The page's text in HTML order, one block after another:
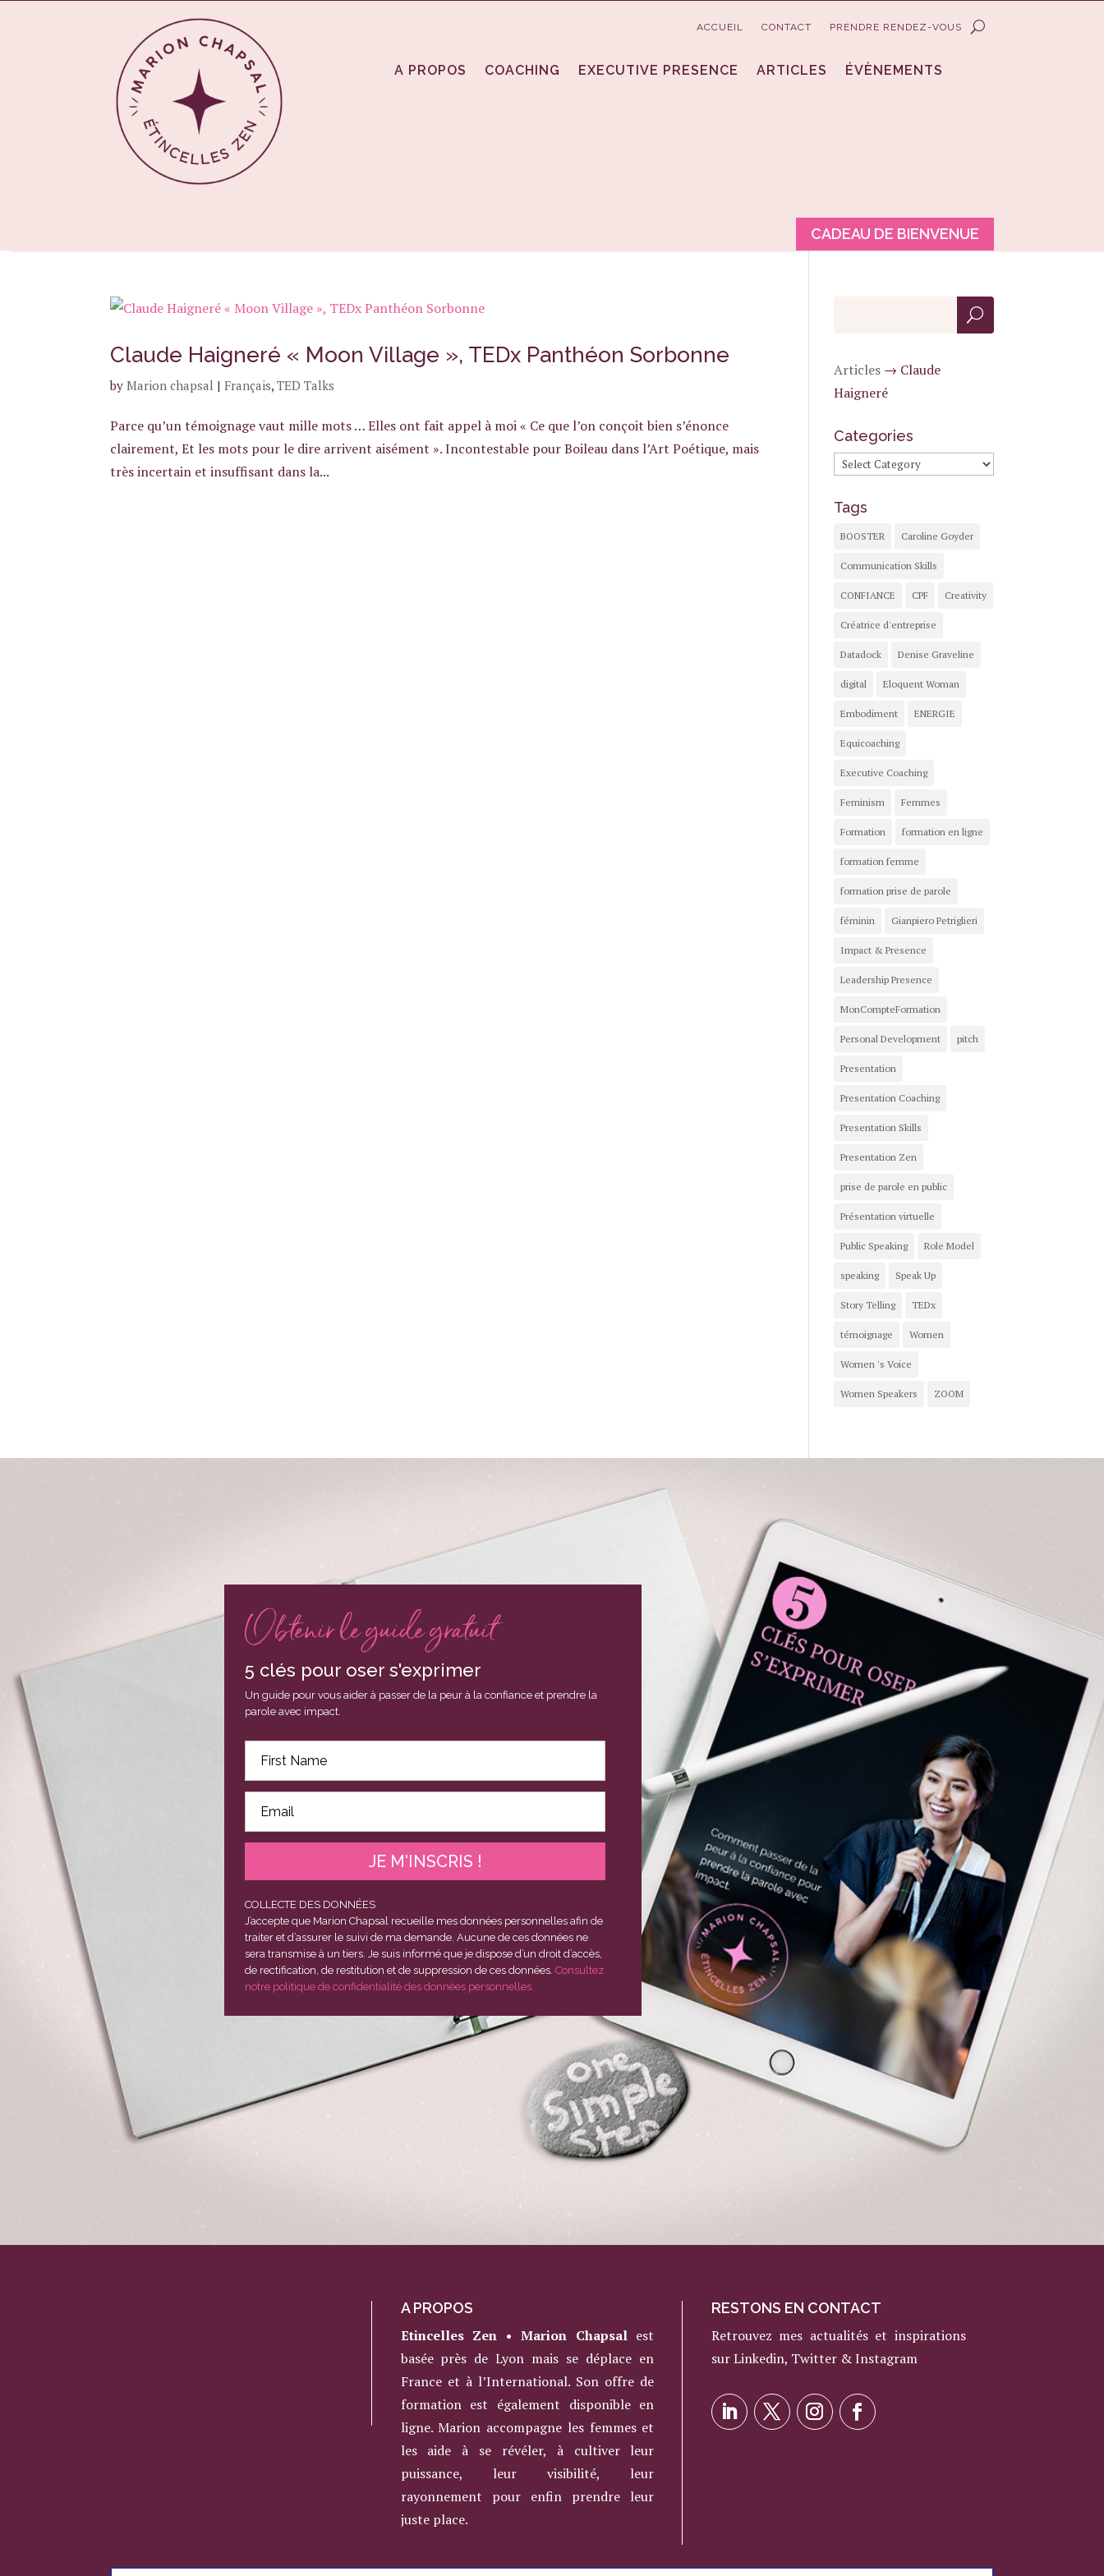
ACCUEIL CONTACT PRENDRE RENDEZ-VOUS
A PROPOS COACHING EXECUTIVE PRESENCE ARTICLES ÉVÈNEMENTS
CADEAU DE BIENVENUE
Claude Haigneré « Moon Village », TEDx Panthéon Sorbonne
byMarion chapsal |Français,TED Talks
Parce qu’un témoignage vaut mille mots … Elles ont fait appel à moi « Ce que l’on conçoit bien s’énonce
clairement, Et les mots pour le dire arrivent aisément ». Incontestable pour Boileau dans l’Art Poétique, mais
très incertain et insuffisant dans la...
Articles → Claude
Haigneré
Categories
Categories
Tags
BOOSTER Caroline Goyder
Communication Skills
CONFIANCE CPF Creativity
Créatrice d'entreprise
Datadock Denise Graveline
digital Eloquent Woman
Embodiment ENERGIE
Equicoaching
Executive Coaching
Feminism Femmes
Formation formation en ligne
formation femme
formation prise de parole
féminin Gianpiero Petriglieri
Impact & Presence
Leadership Presence
MonCompteFormation
Personal Development pitch
Presentation
Presentation Coaching
Presentation Skills
Presentation Zen
prise de parole en public
Présentation virtuelle
Public Speaking Role Model
speaking Speak Up
Story Telling TEDx
témoignage Women
Women 's Voice
Women Speakers ZOOM
Obtenir le guide gratuit
5 clés pour oser s'exprimer
Un guide pour vous aider à passer de la peur à la confiance et prendre la
parole avec impact.
JE M'INSCRIS !
COLLECTE DES DONNÉES
J’accepte que Marion Chapsal recueille mes données personnelles afin de
traiter et d’assurer le suivi de ma demande. Aucune de ces données ne
sera transmise à un tiers. Je suis informé que je dispose d’un droit d’accès,
de rectification, de restitution et de suppression de ces données. Consultez
notre politique de confidentialité des données personnelles.
A PROPOS
Etincelles Zen • Marion Chapsalest
basée près de Lyon mais se déplace en
France et à l’International. Son offre de
formation est également disponible en
ligne. Marion accompagne les femmes et
les aide à se révéler, à cultiver leur
puissance, leur visibilité, leur
rayonnement pour enfin prendre leur
juste place.
RESTONS EN CONTACT
Retrouvez mes actualités et inspirations
sur Linkedin, Twitter & Instagram